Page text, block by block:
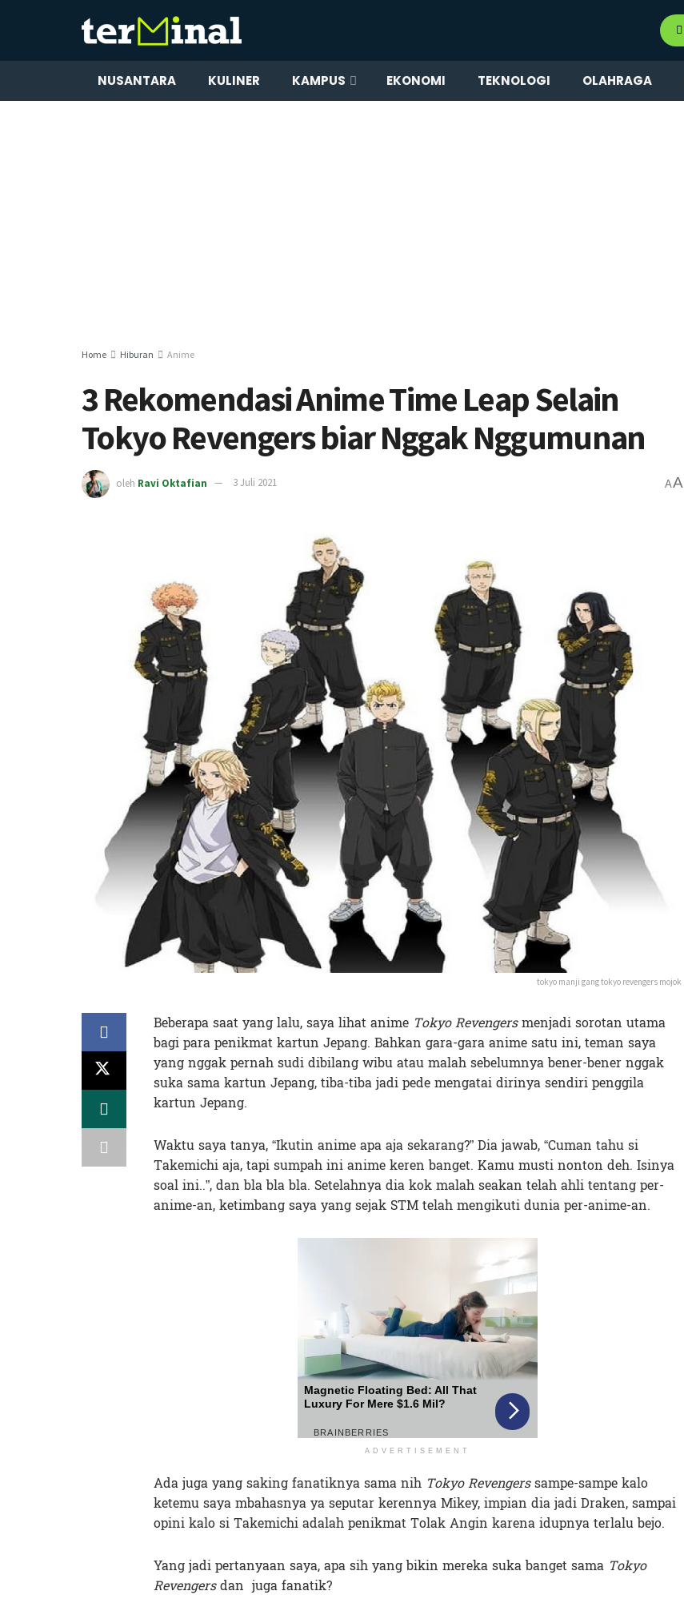
NUSANTARA KULINER KAMPUS EKONOMI TEKNOLOGI OLAHRAGA
Home Hiburan Anime
3 Rekomendasi Anime Time Leap Selain
Tokyo Revengers biar Nggak Nggumunan
oleh Ravi Oktafian 3 Juli 2021 AA
tokyo manji gang tokyo revengers mojok
Beberapa saat yang lalu, saya lihat anime Tokyo Revengersmenjadi sorotan utama
bagi para penikmat kartun Jepang. Bahkan gara-gara anime satu ini, teman saya
yang nggak pernah sudi dibilang wibu atau malah sebelumnya bener-bener nggak
suka sama kartun Jepang, tiba-tiba jadi pede mengatai dirinya sendiri penggila
kartun Jepang.
Waktu saya tanya, “Ikutin anime apa aja sekarang?” Dia jawab, “Cuman tahu si
Takemichi aja, tapi sumpah ini anime keren banget. Kamu musti nonton deh. Isinya
soal ini..”, dan bla bla bla. Setelahnya dia kok malah seakan telah ahli tentang per-
anime-an, ketimbang saya yang sejak STM telah mengikuti dunia per-anime-an.
ADVERTISEMENT
Ada juga yang saking fanatiknya sama nih Tokyo Revengerssampe-sampe kalo
ketemu saya mbahasnya ya seputar kerennya Mikey, impian dia jadi Draken, sampai
opini kalo si Takemichi adalah penikmat Tolak Angin karena idupnya terlalu bejo.
Yang jadi pertanyaan saya, apa sih yang bikin mereka suka banget sama Tokyo
Revengersdan juga fanatik?